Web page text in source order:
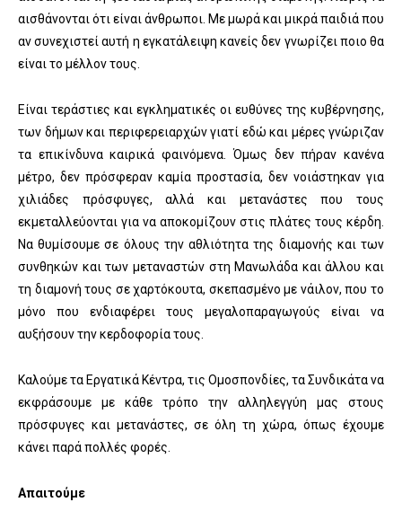
αισθάνονται ότι είναι άνθρωποι. Με μωρά και μικρά παιδιά που
αν συνεχιστεί αυτή η εγκατάλειψη κανείς δεν γνωρίζει ποιο θα
είναι το μέλλον τους.
Είναι τεράστιες και εγκληματικές οι ευθύνες της κυβέρνησης,
των δήμων και περιφερειαρχών γιατί εδώ και μέρες γνώριζαν
τα επικίνδυνα καιρικά φαινόμενα. Όμως δεν πήραν κανένα
μέτρο, δεν πρόσφεραν καμία προστασία, δεν νοιάστηκαν για
χιλιάδες πρόσφυγες, αλλά και μετανάστες που τους
εκμεταλλεύονται για να αποκομίζουν στις πλάτες τους κέρδη.
Να θυμίσουμε σε όλους την αθλιότητα της διαμονής και των
συνθηκών και των μεταναστών στη Μανωλάδα και άλλου και
τη διαμονή τους σε χαρτόκουτα, σκεπασμένο με νάιλον, που το
μόνο που ενδιαφέρει τους μεγαλοπαραγωγούς είναι να
αυξήσουν την κερδοφορία τους.
Καλούμε τα Εργατικά Κέντρα, τις Ομοσπονδίες, τα Συνδικάτα να
εκφράσουμε με κάθε τρόπο την αλληλεγγύη μας στους
πρόσφυγες και μετανάστες, σε όλη τη χώρα, όπως έχουμε
κάνει παρά πολλές φορές.
Απαιτούμε